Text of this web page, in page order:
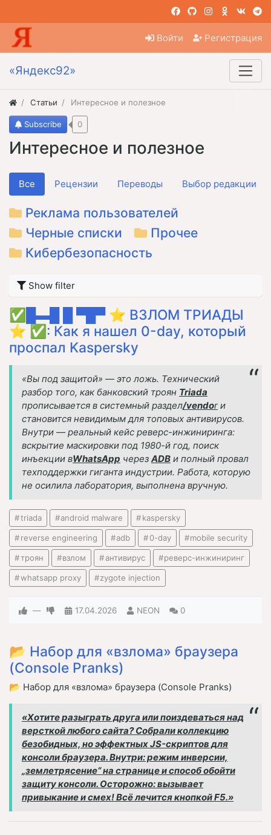
Войти Регистрация
«Яндекс92»
Статьи Интересное и полезное
Интересное и полезное
Subscribe 0
Все Рецензии Переводы Выбор редакции
Реклама пользователей
Черные списки
Прочее
Кибербезопасность
Show filter
✅█▬█ █ ▀█▀ ⭐ ВЗЛОМ ТРИАДЫ
⭐ ✅: Как я нашел 0-day, который
проспал Kaspersky
«Вы под защитой» — это ложь. Технический
разбор того, как банковский троян Triada
прописывается в системный раздел/vendor и
становится невидимым для топовых антивирусов.
Внутри — реальный кейс реверс-инжиниринга:
вскрытие маскировки под 1980-й год, поиск
инъекции вWhatsApp через ADB и полный провал
техподдержки гиганта индустрии. Работа, которую
не осилила лаборатория, выполнена вручную.
triada android malware kaspersky
reverse engineering adb 0-day mobile security
троян взлом антивирус реверс-инжиниринг
whatsapp proxy zygote injection
— 17.04.2026 NEON 0
📂 Набор для «взлома» браузера
(Console Pranks)
📂 Набор для «взлома» браузера (Console Pranks)
«Хотите разыграть друга или поиздеваться над
версткой любого сайта? Собрали коллекцию
безобидных, но эффектных JS-скриптов для
консоли браузера. Внутри: режим инверсии,
„землетрясение“ на странице и способ обойти
защиту консоли. Осторожно: вызывает
привыкание и смех! Всё лечится кнопкой F5.»